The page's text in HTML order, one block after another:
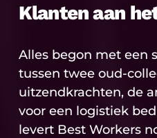
Klanten aan
Alles begon met een
tussen twee oud-
uitzendkrachten, de
voor een logistiek
levert Best Workers